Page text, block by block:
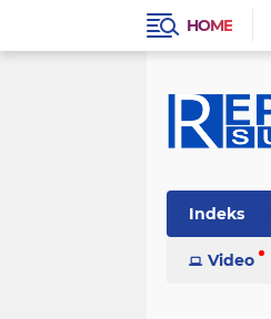
HOME
Indeks
Video